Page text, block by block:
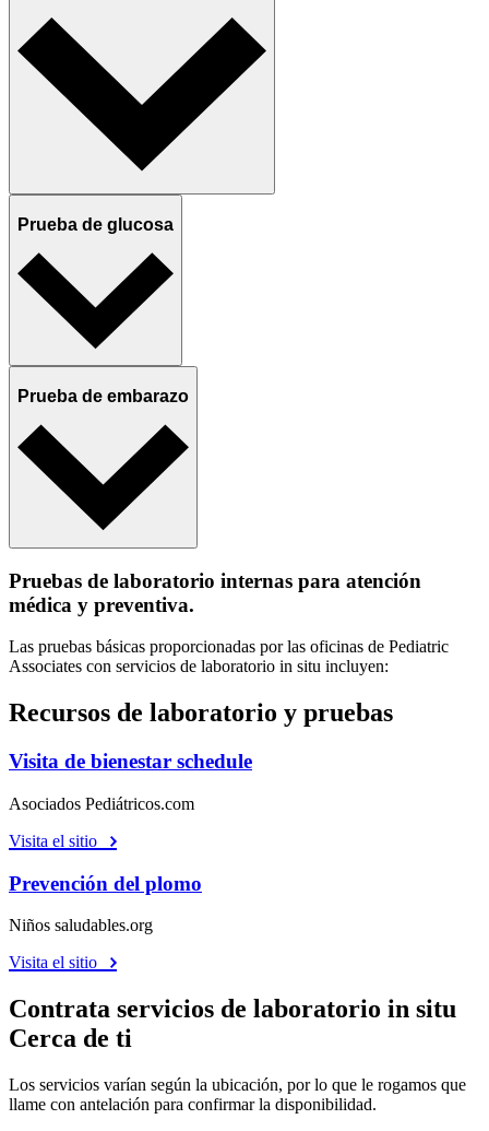
Prueba de glucosa
Prueba de embarazo
Pruebas de laboratorio internas para atención
médica y preventiva.
Las pruebas básicas proporcionadas por las oficinas de Pediatric
Associates con servicios de laboratorio in situ incluyen:
Recursos de laboratorio y pruebas
Visita de bienestar schedule
Asociados Pediátricos.com
Visita el sitio
Prevención del plomo
Niños saludables.org
Visita el sitio
Contrata servicios de laboratorio in situ
Cerca de ti
Los servicios varían según la ubicación, por lo que le rogamos que
llame con antelación para confirmar la disponibilidad.